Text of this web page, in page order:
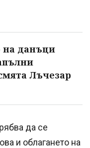
на данъци
Лъчезар
да се
и облагането на